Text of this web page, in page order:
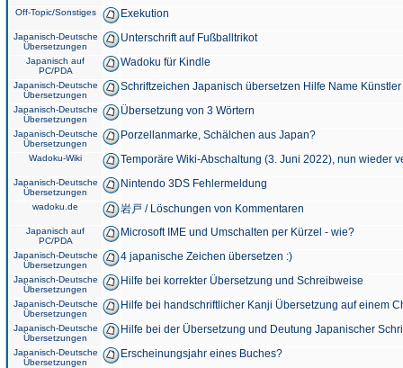
Off-Topic/Sonstiges Exekution
Japanisch-Deutsche
Übersetzungen
Unterschrift auf Fußballtrikot
Japanisch auf
PC/PDA
Wadoku für Kindle
Japanisch-Deutsche
Übersetzungen
Schriftzeichen Japanisch übersetzen Hilfe Name
Japanisch-Deutsche
Übersetzungen
Übersetzung von 3 Wörtern
Japanisch-Deutsche
Übersetzungen
Porzellanmarke, Schälchen aus Japan?
Wadoku-Wiki Temporäre Wiki-Abschaltung (3. Juni 2022), nun wieder
Japanisch-Deutsche
Übersetzungen
Nintendo 3DS Fehlermeldung
wadoku.de 岩戸 / Löschungen von Kommentaren
Japanisch auf
PC/PDA
Microsoft IME und Umschalten per Kürzel - wie?
Japanisch-Deutsche
Übersetzungen
4 japanische Zeichen übersetzen :)
Japanisch-Deutsche
Übersetzungen
Hilfe bei korrekter Übersetzung und Schreibweise
Japanisch-Deutsche
Übersetzungen
Hilfe bei handschriftlicher Kanji Übersetzung auf einem
Japanisch-Deutsche
Übersetzungen
Hilfe bei der Übersetzung und Deutung Japanischer
Japanisch-Deutsche
Übersetzungen
Erscheinungsjahr eines Buches?